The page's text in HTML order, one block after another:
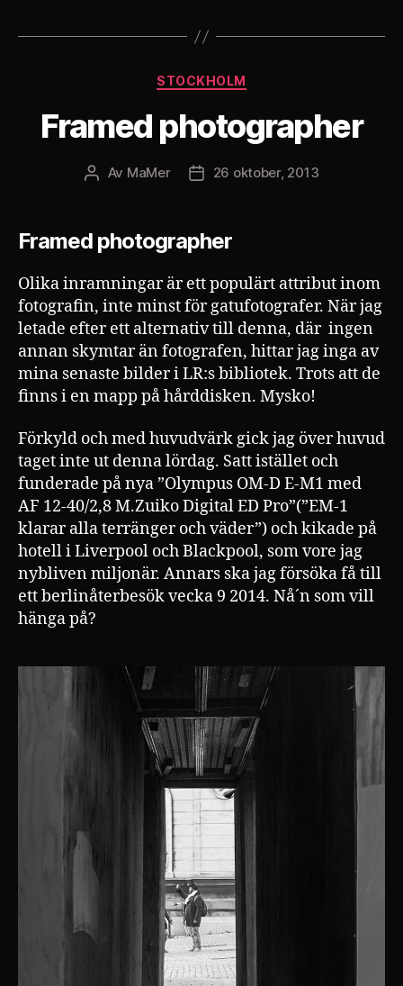
Kategorier
STOCKHOLM
Framed photographer
Inläggsförfattare
Av MaMer Inläggsdatum
26 oktober, 2013
Framed photographer
Olika inramningar är ett populärt attribut inom
fotografin, inte minst för gatufotografer. När jag
letade efter ett alternativ till denna, där ingen
annan skymtar än fotografen, hittar jag inga av
mina senaste bilder i LR:s bibliotek. Trots att de
finns i en mapp på hårddisken. Mysko!
Förkyld och med huvudvärk gick jag över huvud
taget inte ut denna lördag. Satt istället och
funderade på nya ”Olympus OM-D E-M1 med
AF 12-40/2,8 M.Zuiko Digital ED Pro”(”EM-1
klarar alla terränger och väder”) och kikade på
hotell i Liverpool och Blackpool, som vore jag
nybliven miljonär. Annars ska jag försöka få till
ett berlinåterbesök vecka 9 2014. Nå´n som vill
hänga på?